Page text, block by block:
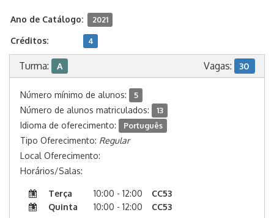
Ano de Catálogo: 2021
Créditos: 4
Turma: A Vagas: 30
Número mínimo de alunos: 5
Número de alunos matriculados: 13
Idioma de oferecimento: Português
Tipo Oferecimento: Regular
Local Oferecimento:
Horários/Salas:
Terça 10:00 - 12:00
CC53
Quinta
10:00 - 12:00
CC53